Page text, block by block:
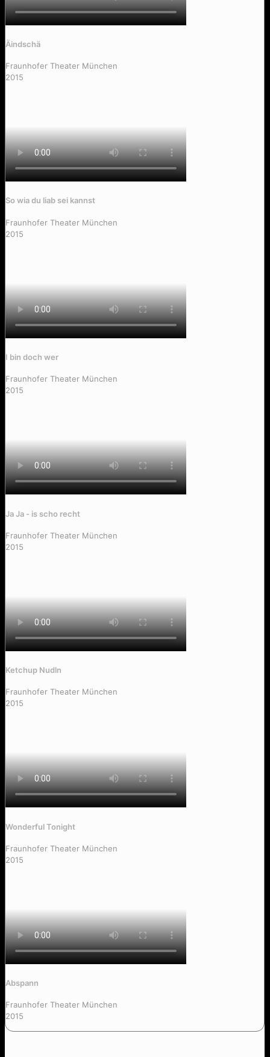
Äindschä
Fraunhofer Theater München
2015
So wia du liab sei kannst
Fraunhofer Theater München
2015
I bin doch wer
Fraunhofer Theater München
2015
Ja Ja - is scho recht
Fraunhofer Theater München
2015
Ketchup Nudln
Fraunhofer Theater München
2015
Wonderful Tonight
Fraunhofer Theater München
2015
Abspann
Fraunhofer Theater München
2015